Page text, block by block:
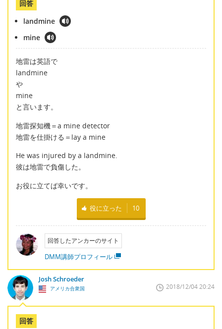
回答
landmine
mine
地雷は英語で
landmine
や
mine
と言います。
地雷探知機＝a mine detector
地雷を仕掛ける＝lay a mine
He was injured by a landmine.
彼は地雷で負傷した。
お役に立てば幸いです。
役に立った 10
回答したアンカーのサイト
DMM講師プロフィール
Josh Schroeder
アメリカ合衆国 2018/12/04 20:24
回答